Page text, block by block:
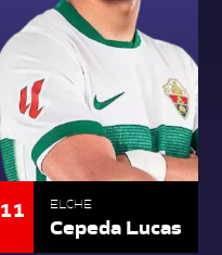
11 ELCHE
Cepeda Lucas